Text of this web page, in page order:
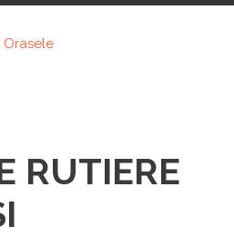
RUTIERE